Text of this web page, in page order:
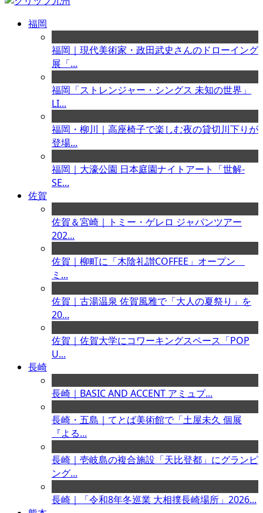
福岡
福岡｜現代美術家・政田武史さんのドローイング
展「...
福岡「ストレンジャー・シングス 未知の世界」
LI...
福岡・柳川｜高座椅子で楽しむ夜の貸切川下りが
登場...
福岡｜大濠公園 日本庭園ナイトアート「世解-
SE...
佐賀
佐賀＆宮崎｜トミー・ゲレロ ジャパンツアー
202...
佐賀｜柳町に「木陰礼讃COFFEE」オープン
ミ...
佐賀｜古湯温泉 佐賀風雅で「大人の夏祭り」を
20...
佐賀｜佐賀大学にコワーキングスペース「POP
U...
長崎
長崎｜BASIC AND ACCENT アミュプ...
長崎・五島｜てとば美術館で「土屋未久 個展
『よる...
長崎｜壱岐島の複合施設「天比登都」にグランピ
ング...
長崎｜「令和8年冬巡業 大相撲長崎場所」2026...